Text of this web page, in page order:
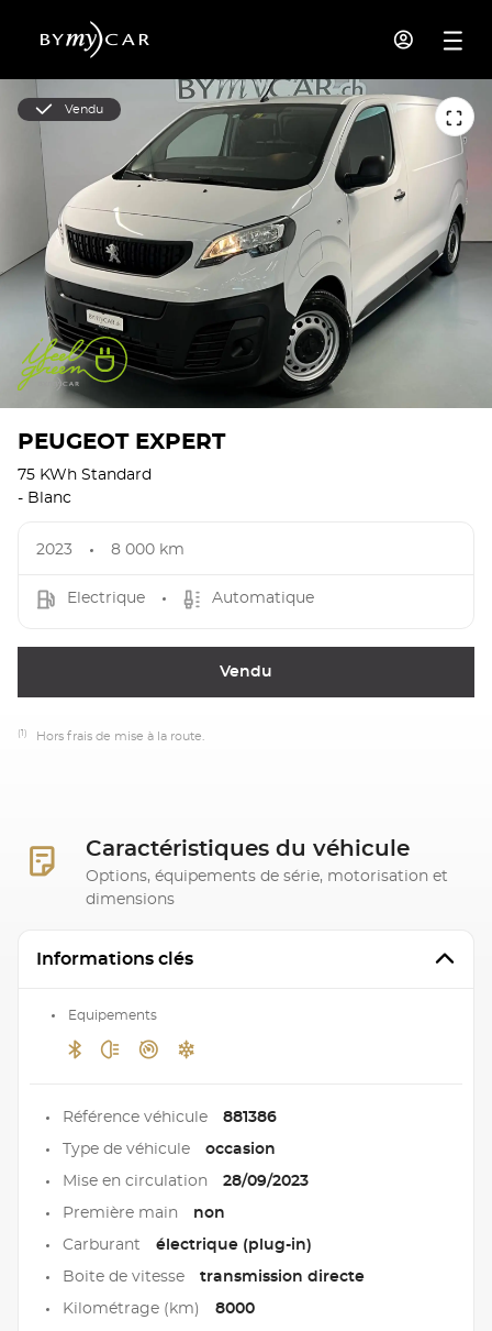
Vendu
PEUGEOT EXPERT
75 KWh Standard
- Blanc
2023 8 000 km
Electrique Automatique
Vendu
(1) Hors frais de mise à la route.
Caractéristiques du véhicule
Options, équipements de série, motorisation et
dimensions
Informations clés
Equipements
Référence véhicule 881386
Type de véhicule occasion
Mise en circulation 28/09/2023
Première main non
Carburant électrique (plug-in)
Boite de vitesse transmission directe
Kilométrage (km) 8000